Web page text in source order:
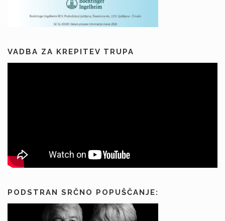
VADBA ZA KREPITEV TRUPA
PODSTRAN SRČNO POPUŠČANJE: